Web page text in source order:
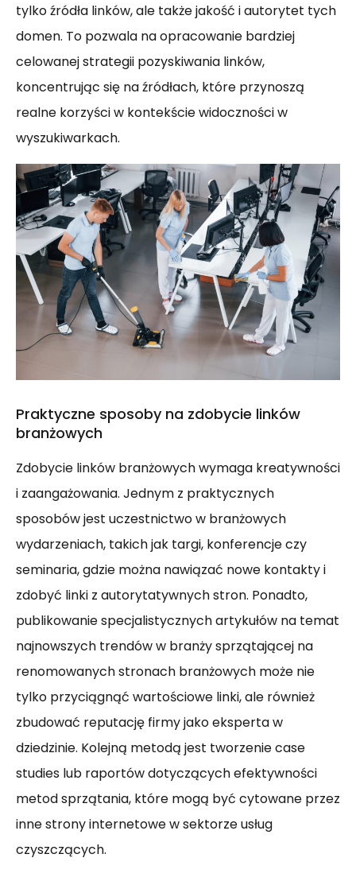
tylko źródła linków, ale także jakość i autorytet tych
domen. To pozwala na opracowanie bardziej
celowanej strategii pozyskiwania linków,
koncentrując się na źródłach, które przynoszą
realne korzyści w kontekście widoczności w
wyszukiwarkach.
Praktyczne sposoby na zdobycie linków
branżowych
Zdobycie linków branżowych wymaga kreatywności
i zaangażowania. Jednym z praktycznych
sposobów jest uczestnictwo w branżowych
wydarzeniach, takich jak targi, konferencje czy
seminaria, gdzie można nawiązać nowe kontakty i
zdobyć linki z autorytatywnych stron. Ponadto,
publikowanie specjalistycznych artykułów na temat
najnowszych trendów w branży sprzątającej na
renomowanych stronach branżowych może nie
tylko przyciągnąć wartościowe linki, ale również
zbudować reputację firmy jako eksperta w
dziedzinie. Kolejną metodą jest tworzenie case
studies lub raportów dotyczących efektywności
metod sprzątania, które mogą być cytowane przez
inne strony internetowe w sektorze usług
czyszczących.